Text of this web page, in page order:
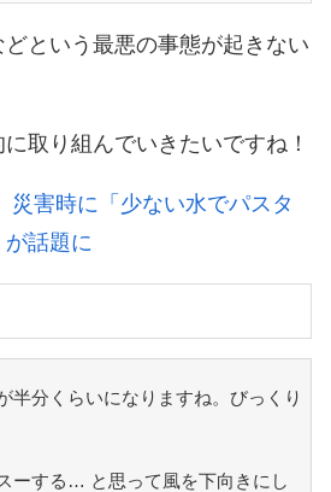
という最悪の事態が起きない
取り組んでいきたいですね！
災害時に「少ない水でパスタ
が話題に
半分くらいになりますね。びっくり
ーする… と思って風を下向きにし